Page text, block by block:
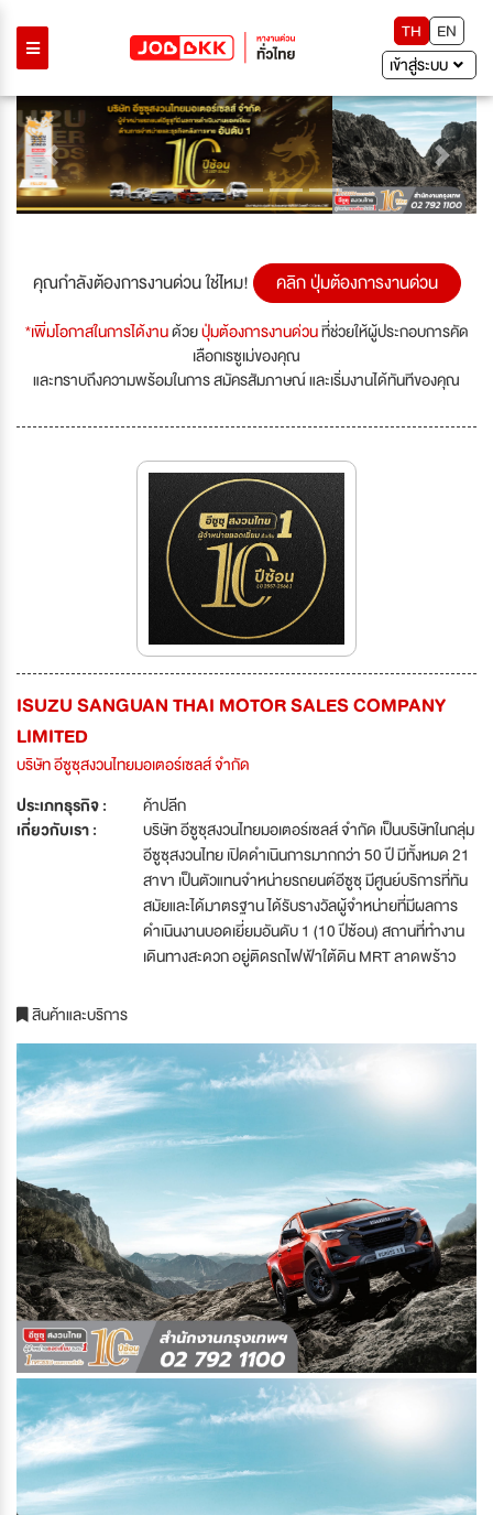
TH
EN
เข้าสู่ระบบ
Previous Next
คุณกำลังต้องการงานด่วน ใช่ไหม! คลิก ปุ่มต้องการงานด่วน
*เพิ่มโอกาสในการได้งานด้วยปุ่มต้องการงานด่วนที่ช่วยให้ผู้ประกอบการคัด
เลือกเรซูเม่ของคุณ
และทราบถึงความพร้อมในการ สมัครสัมภาษณ์ และเริ่มงานได้ทันทีของคุณ
ISUZU SANGUAN THAI MOTOR SALES COMPANY
LIMITED
บริษัท อีซูซุสงวนไทยมอเตอร์เซลส์ จำกัด
ประเภทธุรกิจ :
ค้าปลีก
เกี่ยวกับเรา :
บริษัท อีซูซุสงวนไทยมอเตอร์เซลส์ จำกัด เป็นบริษัทในกลุ่ม
อีซูซุสงวนไทย เปิดดำเนินการมากกว่า 50 ปี มีทั้งหมด 21
สาขา เป็นตัวแทนจำหน่ายรถยนต์อีซูซุ มีศูนย์บริการที่ทัน
สมัยและได้มาตรฐาน ได้รับรางวัลผู้จำหน่ายที่มีผลการ
ดำเนินงานบอดเยี่ยมอันดับ 1 (10 ปีซ้อน) สถานที่ทำงาน
เดินทางสะดวก อยู่ติดรถไฟฟ้าใต้ดิน MRT ลาดพร้าว
สินค้าและบริการ